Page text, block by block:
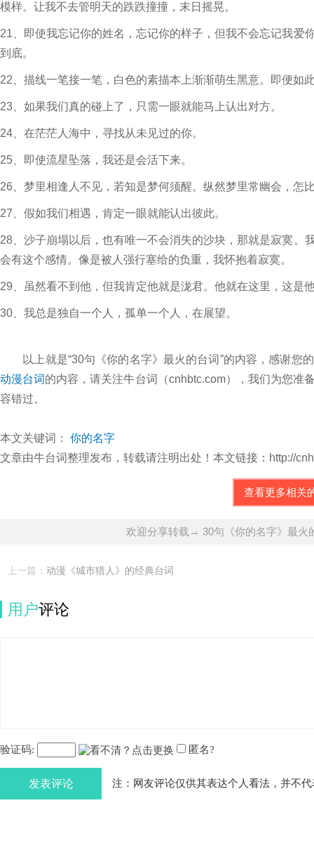
模样。让我不去管明天的跌跌撞撞，末日摇晃。
21、即使我忘记你的姓名，忘记你的样子，但我不会忘记我爱
到底。
22、描线一笔接一笔，白色的素描本上渐渐萌生黑意。即便如
23、如果我们真的碰上了，只需一眼就能马上认出对方。
24、在茫茫人海中，寻找从未见过的你。
25、即使流星坠落，我还是会活下来。
26、梦里相逢人不见，若知是梦何须醒。纵然梦里常幽会，怎
27、假如我们相遇，肯定一眼就能认出彼此。
28、沙子崩塌以后，也有唯一不会消失的沙块，那就是寂寞。
会有这个感情。像是被人强行塞给的负重，我怀抱着寂寞。
29、虽然看不到他，但我肯定他就是泷君。他就在这里，这是
30、我总是独自一个人，孤单一个人，在展望。
以上就是“30句《你的名字》最火的台词”的内容，感谢您
动漫台词的内容，请关注牛台词（cnhbtc.com），我们为您准
容错过。
本文关键词： 你的名字
文章由牛台词整理发布，转载请注明出处！本文链接：http://
查看更多相关
欢迎分享转载→ 30句《你的名字》最火
上一篇： 动漫《城市猎人》的经典台词
用户评论
验证码: 匿名?
发表评论 注：网友评论仅供其表达个人看法，并不